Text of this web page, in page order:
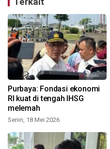
Purbaya: Fondasi ekonomi
RI kuat di tengah IHSG
melemah
Senin, 18 Mei 2026